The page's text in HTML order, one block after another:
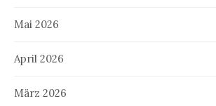
Mai 2026
April 2026
März 2026